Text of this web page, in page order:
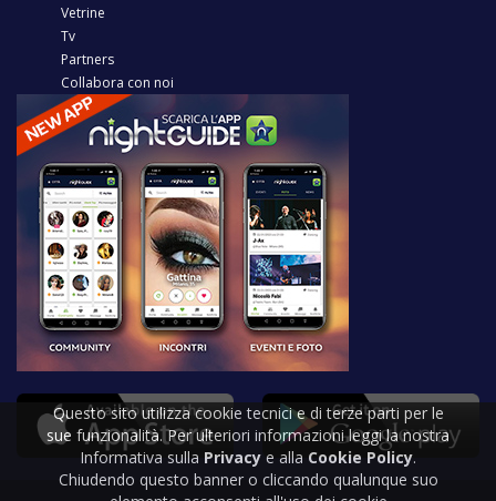
Vetrine
Tv
Partners
Collabora con noi
Questo sito utilizza cookie tecnici e di terze parti per le
sue funzionalità. Per ulteriori informazioni leggi la nostra
Informativa sulla Privacy e alla Cookie Policy.
Chiudendo questo banner o cliccando qualunque suo